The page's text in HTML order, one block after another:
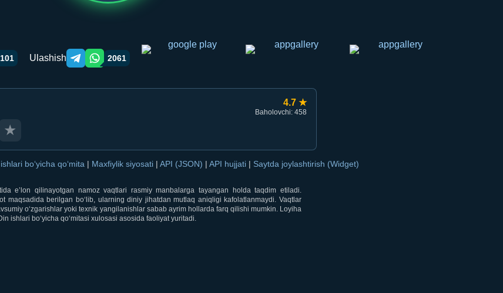
Ulashish Telegram orqali ulashish
WhatsApp orqali ulashish
2061
4.7 ★
Baholovchi: 458
★
bo‘yicha qo‘mita | Maxfiylik siyosati | API (JSON) | API hujjati | Saytda joylashtirish (Widget)
e’lon qilinayotgan namoz vaqtlari rasmiy manbalarga tayangan holda taqdim etiladi.
maqsadida berilgan bo‘lib, ularning diniy jihatdan mutlaq aniqligi kafolatlanmaydi. Vaqtlar
o‘zgarishlar yoki texnik yangilanishlar sabab ayrim hollarda farq qilishi mumkin. Loyiha
ishlari bo‘yicha qo‘mitasi xulosasi asosida faoliyat yuritadi.